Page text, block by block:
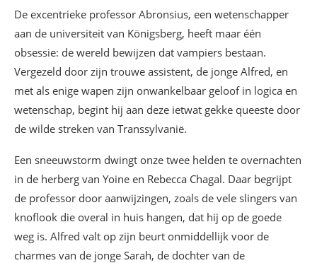
De excentrieke professor Abronsius, een wetenschapper
aan de universiteit van Königsberg, heeft maar één
obsessie: de wereld bewijzen dat vampiers bestaan.
Vergezeld door zijn trouwe assistent, de jonge Alfred, en
met als enige wapen zijn onwankelbaar geloof in logica en
wetenschap, begint hij aan deze ietwat gekke queeste door
de wilde streken van Transsylvanië.
Een sneeuwstorm dwingt onze twee helden te overnachten
in de herberg van Yoine en Rebecca Chagal. Daar begrijpt
de professor door aanwijzingen, zoals de vele slingers van
knoflook die overal in huis hangen, dat hij op de goede
weg is. Alfred valt op zijn beurt onmiddellijk voor de
charmes van de jonge Sarah, de dochter van de